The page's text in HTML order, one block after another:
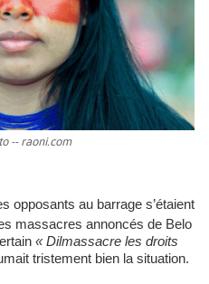
-- raoni.com
opposants au barrage s’étaient
massacres annoncés de Belo
« Dilmassacre les droits
tristement bien la situation.